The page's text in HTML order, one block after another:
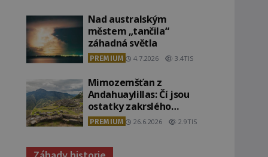
Nad australským
městem „tančila“
záhadná světla
PREMIUM 4.7.2026 3.4TIS
Mimozemšťan z
Andahuaylillas: Čí jsou
ostatky zakrslého
stvoření s ohromnou
lebkou?
PREMIUM 26.6.2026 2.9TIS